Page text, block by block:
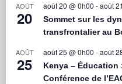
AOÛT
20
août 20 @ 0h00 -août
Sommet sur les
transfrontalier au
AOÛT
25
août 25 @ 0h00 -août
Kenya – Éducation
Conférence de